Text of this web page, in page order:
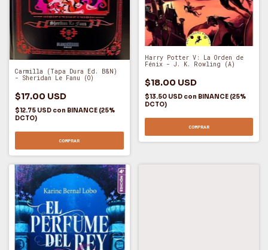
Carmilla (Tapa Dura Ed. B&N)
- Sheridan Le Fanu (O)
$17.00 USD
$12.75 USD con BINANCE (25%
DCTO)
COMPRAR
Harry Potter V: La Orden de
Fénix - J. K. Rowling (A)
$18.00 USD
$13.50 USD con BINANCE (25%
DCTO)
COMPRAR